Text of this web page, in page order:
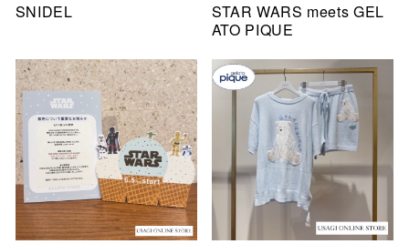
SNIDEL
STAR WARS meets GEL
ATO PIQUE